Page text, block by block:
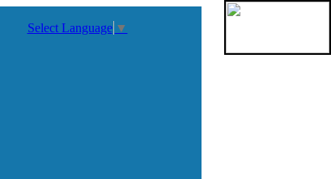
Select Language ▼